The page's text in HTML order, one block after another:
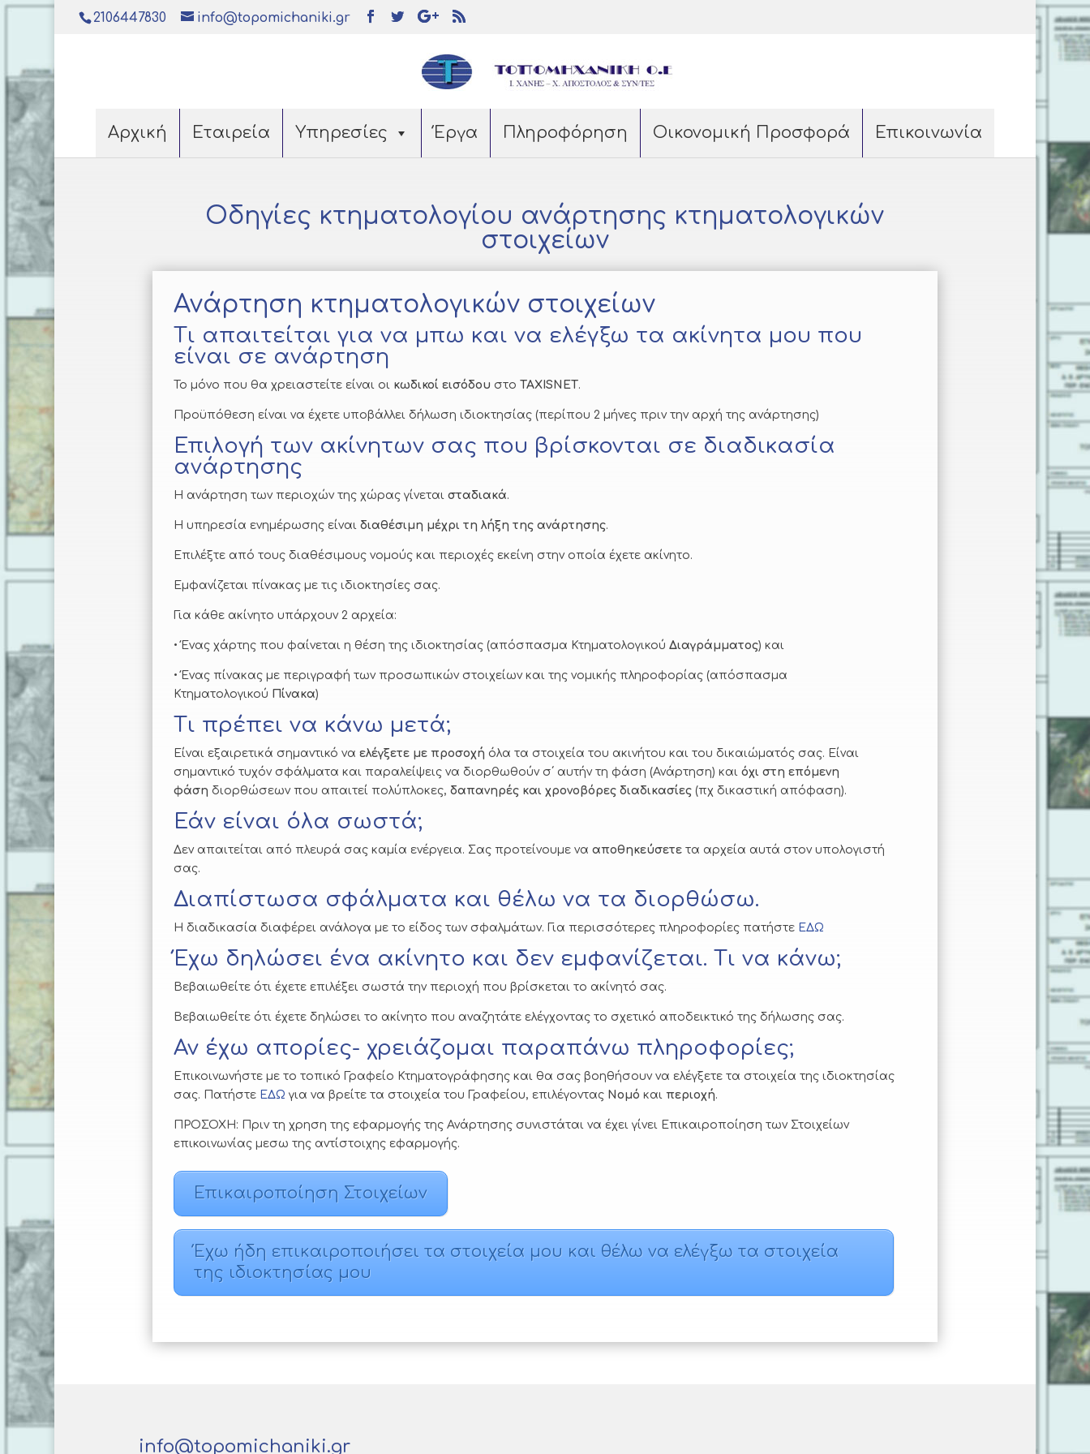
2106447830 info@topomichaniki.gr
Αρχική Εταιρεία Υπηρεσίες Έργα Πληροφόρηση Οικονομική Προσφορά Επικοινωνία
Οδηγίες κτηματολογίου ανάρτησης κτηματολογικών
στοιχείων
Ανάρτηση κτηματολογικών στοιχείων
Τι απαιτείται για να μπω και να ελέγξω τα ακίνητα μου που
είναι σε ανάρτηση
Το μόνο που θα χρειαστείτε είναι οι κωδικοί εισόδου στοTAXISNET.
Προϋπόθεση είναι να έχετε υποβάλλει δήλωση ιδιοκτησίας (περίπου 2 μήνες πριν την αρχή της ανάρτησης)
Επιλογή των ακίνητων σας που βρίσκονται σε διαδικασία
ανάρτησης
Η ανάρτηση των περιοχών της χώρας γίνεταισταδιακά.
Η υπηρεσία ενημέρωσης είναιδιαθέσιμη μέχρι τη λήξη της ανάρτησης.
Επιλέξτε από τους διαθέσιμους νομούς και περιοχές εκείνη στην οποία έχετε ακίνητο.
Εμφανίζεται πίνακας με τις ιδιοκτησίες σας.
Για κάθε ακίνητο υπάρχουν 2 αρχεία:
• Ένας χάρτης που φαίνεται η θέση της ιδιοκτησίας (απόσπασμα ΚτηματολογικούΔιαγράμματος) και
• Ένας πίνακας με περιγραφή των προσωπικών στοιχείων και της νομικής πληροφορίας (απόσπασμα
Κτηματολογικού Πίνακα)
Τι πρέπει να κάνω μετά;
Είναι εξαιρετικά σημαντικό ναελέγξετε με προσοχή όλα τα στοιχεία του ακινήτου και του δικαιώματός σας. Είναι
σημαντικό τυχόν σφάλματα και παραλείψεις να διορθωθούν σ΄ αυτήν τη φάση (Ανάρτηση) καιόχι στη επόμενη
φάση διορθώσεων που απαιτεί πολύπλοκες,δαπανηρές και χρονοβόρες διαδικασίες (πχ δικαστική απόφαση).
Εάν είναι όλα σωστά;
Δεν απαιτείται από πλευρά σας καμία ενέργεια. Σας προτείνουμε νααποθηκεύσετε τα αρχεία αυτά στον υπολογιστή
σας.
Διαπίστωσα σφάλματα και θέλω να τα διορθώσω.
Η διαδικασία διαφέρει ανάλογα με το είδος των σφαλμάτων. Για περισσότερες πληροφορίες πατήστε ΕΔΩ
Έχω δηλώσει ένα ακίνητο και δεν εμφανίζεται. Τι να κάνω;
Βεβαιωθείτε ότι έχετε επιλέξει σωστά την περιοχή που βρίσκεται το ακίνητό σας.
Βεβαιωθείτε ότι έχετε δηλώσει το ακίνητο που αναζητάτε ελέγχοντας το σχετικό αποδεικτικό της δήλωσης σας.
Αν έχω απορίες- χρειάζομαι παραπάνω πληροφορίες;
Επικοινωνήστε με το τοπικό Γραφείο Κτηματογράφησης και θα σας βοηθήσουν να ελέγξετε τα στοιχεία της ιδιοκτησίας
σας. Πατήστε ΕΔΩ για να βρείτε τα στοιχεία του Γραφείου, επιλέγοντας Νομό καιπεριοχή.
ΠΡΟΣΟΧΗ: Πριν τη χρηση της εφαρμογής της Ανάρτησης συνιστάται να έχει γίνει Επικαιροποίηση των Στοιχείων
επικοινωνίας μεσω της αντίστοιχης εφαρμογής.
Επικαιροποίηση Στοιχείων
Έχω ήδη επικαιροποιήσει τα στοιχεία μου και θέλω να ελέγξω τα στοιχεία
της ιδιοκτησίας μου
info@topomichaniki.gr